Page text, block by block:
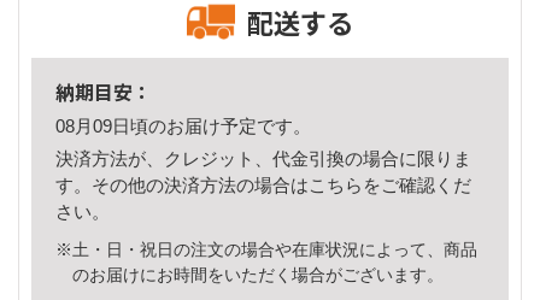
配送する
納期目安：
08月09日頃のお届け予定です。
決済方法が、クレジット、代金引換の場合に限りま
す。その他の決済方法の場合はこちら をご確認くだ
さい。
※土・日・祝日の注文の場合や在庫状況によって、商品
のお届けにお時間をいただく場合がございます。